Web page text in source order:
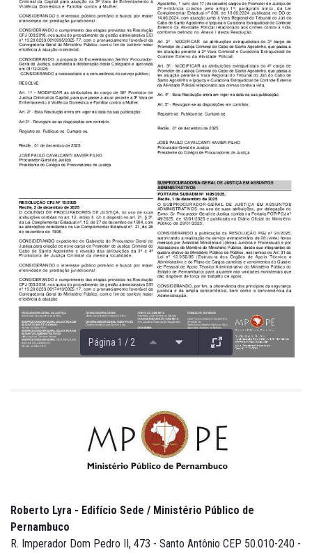
Página 1 / 2
Roberto Lyra - Edifício Sede / Ministério Público de
Pernambuco
R. Imperador Dom Pedro II, 473 - Santo Antônio CEP 50.010-240 -